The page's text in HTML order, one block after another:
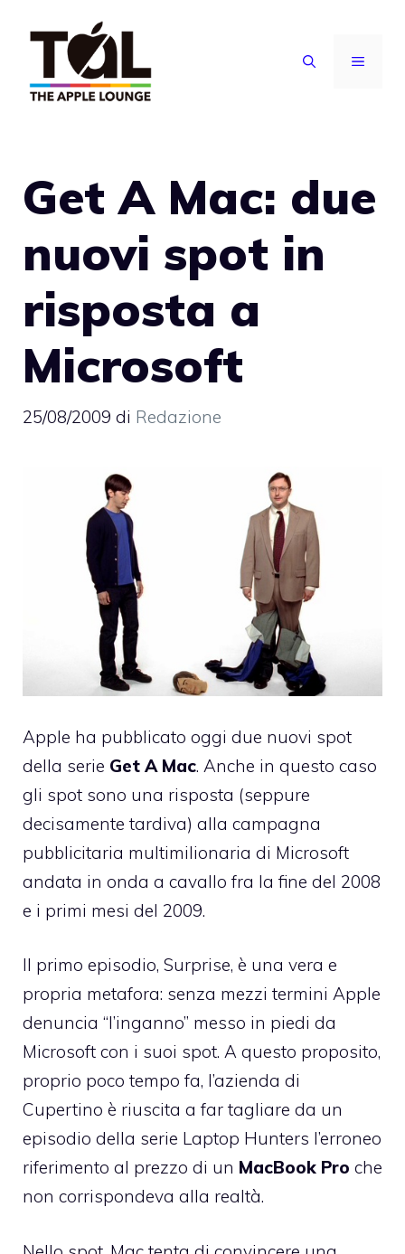
contenuto
MENU
Get A Mac: due
nuovi spot in
risposta a
Microsoft
25/08/2009 di Redazione
Apple ha pubblicato oggi due nuovi spot
della serie Get A Mac. Anche in questo caso
gli spot sono una risposta (seppure
decisamente tardiva) alla campagna
pubblicitaria multimilionaria di Microsoft
andata in onda a cavallo fra la fine del 2008
e i primi mesi del 2009.
Il primo episodio, Surprise, è una vera e
propria metafora: senza mezzi termini Apple
denuncia “l’inganno” messo in piedi da
Microsoft con i suoi spot. A questo proposito,
proprio poco tempo fa, l’azienda di
Cupertino è riuscita a far tagliare da un
episodio della serie Laptop Hunters l’erroneo
riferimento al prezzo di un MacBook Pro che
non corrispondeva alla realtà.